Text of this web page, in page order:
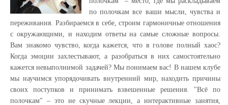
по полочкам все ваши мысли, чувства и
переживания. Разбираемся в себе, строим гармоничные отношения
с окружающими, и находим ответы на самые сложные вопросы.
Вам знакомо чувство, когда кажется, что в голове полный хаос?
Когда эмоции захлестывают, а разобраться в них самостоятельно
кажется невыполнимой задачей? Мы понимаем вас! В нашем клубе
мы научимся упорядочивать внутренний мир, находить причины
своих поступков и принимать взвешенные решения. "Всё по
полочкам" – это не скучные лекции, а интерактивные занятия,